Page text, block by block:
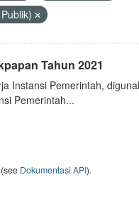
Tahun 2021
Instansi Pemerintah,
Pemerintah...
Dokumentasi API).